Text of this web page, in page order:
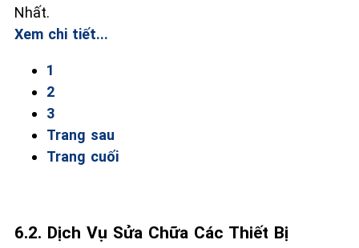
Nhất.
Xem chi tiết...
1
2
3
Trang sau
Trang cuối
6.2. Dịch Vụ Sửa Chữa Các Thiết Bị